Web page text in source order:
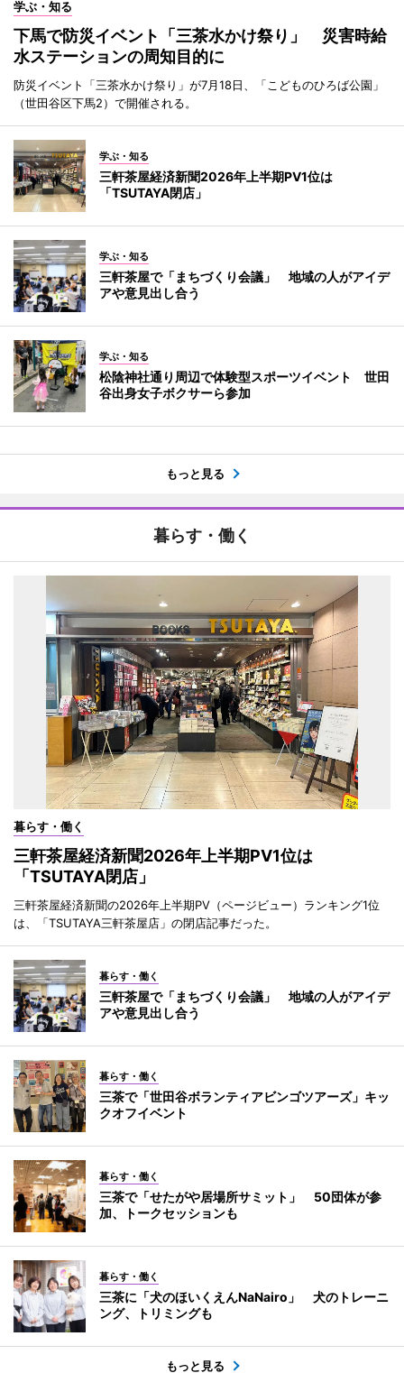
学ぶ・知る
下馬で防災イベント「三茶水かけ祭り」 災害時給
水ステーションの周知目的に
防災イベント「三茶水かけ祭り」が7月18日、「こどものひろば公園」
（世田谷区下馬2）で開催される。
学ぶ・知る
三軒茶屋経済新聞2026年上半期PV1位は
「TSUTAYA閉店」
学ぶ・知る
三軒茶屋で「まちづくり会議」 地域の人がアイデ
アや意見出し合う
学ぶ・知る
松陰神社通り周辺で体験型スポーツイベント 世田
谷出身女子ボクサーら参加
もっと見る
暮らす・働く
暮らす・働く
三軒茶屋経済新聞2026年上半期PV1位は
「TSUTAYA閉店」
三軒茶屋経済新聞の2026年上半期PV（ページビュー）ランキング1位
は、「TSUTAYA三軒茶屋店」の閉店記事だった。
暮らす・働く
三軒茶屋で「まちづくり会議」 地域の人がアイデ
アや意見出し合う
暮らす・働く
三茶で「世田谷ボランティアビンゴツアーズ」キッ
クオフイベント
暮らす・働く
三茶で「せたがや居場所サミット」 50団体が参
加、トークセッションも
暮らす・働く
三茶に「犬のほいくえんNaNairo」 犬のトレーニ
ング、トリミングも
もっと見る